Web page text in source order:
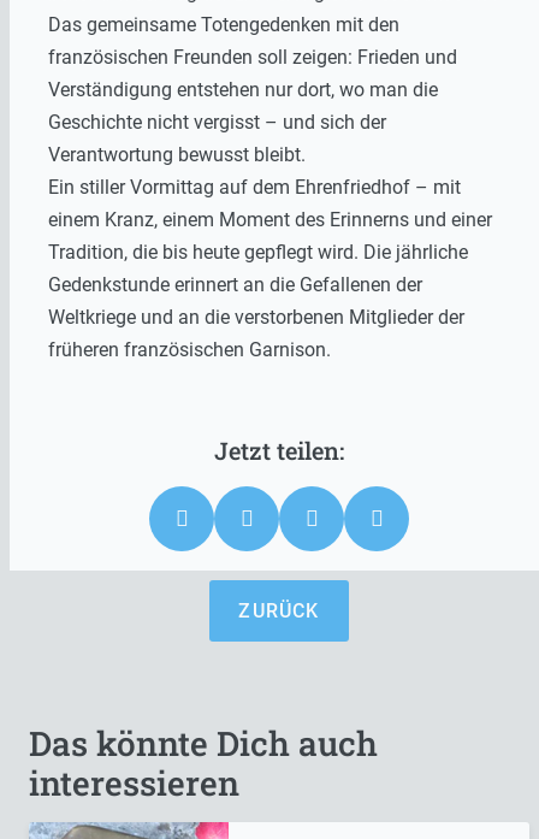
Das gemeinsame Totengedenken mit den
französischen Freunden soll zeigen: Frieden und
Verständigung entstehen nur dort, wo man die
Geschichte nicht vergisst – und sich der
Verantwortung bewusst bleibt.
Ein stiller Vormittag auf dem Ehrenfriedhof – mit
einem Kranz, einem Moment des Erinnerns und einer
Tradition, die bis heute gepflegt wird. Die jährliche
Gedenkstunde erinnert an die Gefallenen der
Weltkriege und an die verstorbenen Mitglieder der
früheren französischen Garnison.
ZURÜCK
Das könnte Dich auch
interessieren